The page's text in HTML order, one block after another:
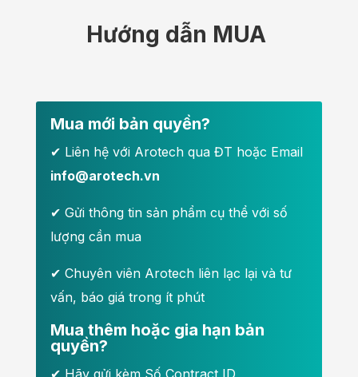
Hướng dẫn MUA
Mua mới bản quyền?
✔ Liên hệ với Arotech qua ĐT hoặc Email
info@arotech.vn
✔ Gửi thông tin sản phẩm cụ thể với số
lượng cần mua
✔ Chuyên viên Arotech liên lạc lại và tư
vấn, báo giá trong ít phút
Mua thêm hoặc gia hạn bản
quyền?
✔ Hãy gửi kèm Số Contract ID